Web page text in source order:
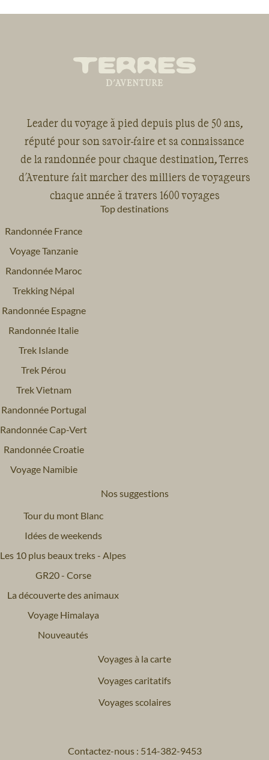
Leader du voyage à pied depuis plus de 50 ans,
réputé pour son savoir-faire et sa connaissance
de la randonnée pour chaque destination, Terres
d'Aventure fait marcher des milliers de voyageurs
chaque année à travers 1600 voyages
Top destinations
Randonnée France
Voyage Tanzanie
Randonnée Maroc
Trekking Népal
Randonnée Espagne
Randonnée Italie
Trek Islande
Trek Pérou
Trek Vietnam
Randonnée Portugal
Randonnée Cap-Vert
Randonnée Croatie
Voyage Namibie
Nos suggestions
Tour du mont Blanc
Idées de weekends
Les 10 plus beaux treks - Alpes
GR20 - Corse
La découverte des animaux
Voyage Himalaya
Nouveautés
Voyages à la carte
Voyages caritatifs
Voyages scolaires
Contactez-nous : 514-382-9453